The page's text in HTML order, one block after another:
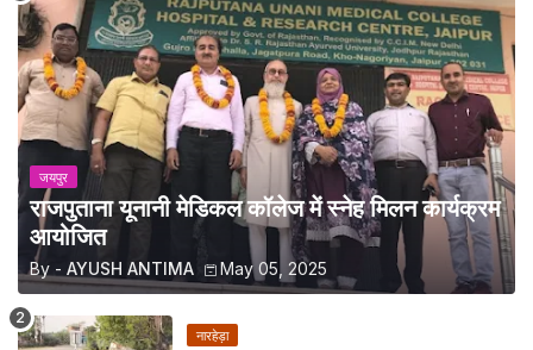
जयपुर
राजपुताना यूनानी मेडिकल कॉलेज में स्नेह मिलन कार्यक्रम
आयोजित
By - AYUSH ANTIMA May 05, 2025
नारहेड़ा